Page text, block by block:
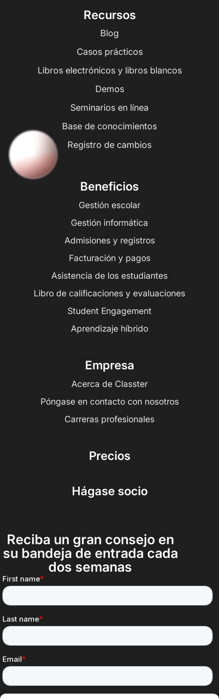
Recursos
Blog
Casos prácticos
Libros electrónicos y libros blancos
Demos
Seminarios en línea
Base de conocimientos
Registro de cambios
Beneficios
Gestión escolar
Gestión informática
Admisiones y registros
Facturación y pagos
Asistencia de los estudiantes
Libro de calificaciones y evaluaciones
Student Engagement
Aprendizaje híbrido
Empresa
Acerca de Classter
Póngase en contacto con nosotros
Carreras profesionales
Precios
Hágase socio
Reciba un gran consejo en
su bandeja de entrada cada
dos semanas